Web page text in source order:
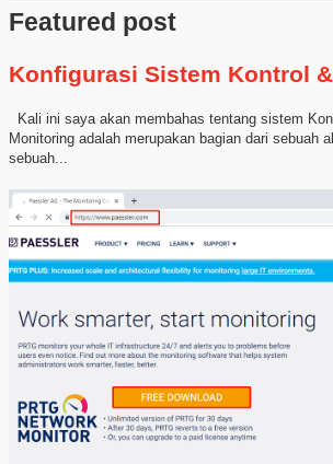
Featured post
Konfigurasi Sistem Kontrol
Kali ini saya akan membahas tentang sistem
Monitoring adalah merupakan bagian dari sebuah
sebuah...